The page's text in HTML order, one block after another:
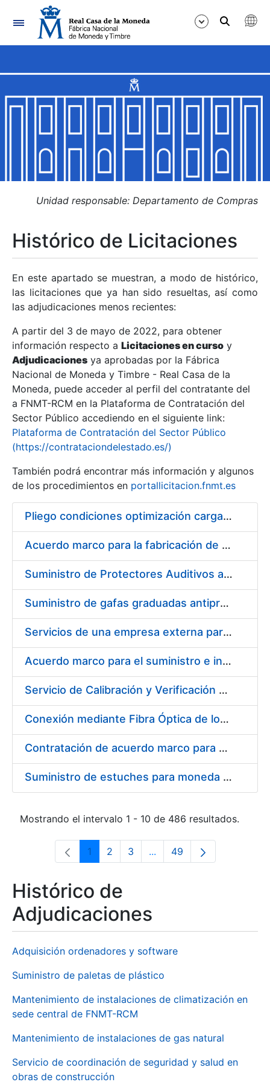
Navegación
Mostrar/Ocultar
Mostrar/Ocultar
Mostrar/Ocultar
Mostrar/Ocultar
Mostrar/Ocultar
Mostrar/Ocultar
Unidad responsable: Departamento de Compras
Histórico de Licitaciones
En este apartado se muestran, a modo de histórico,
las licitaciones que ya han sido resueltas, así como
las adjudicaciones menos recientes:
A partir del 3 de mayo de 2022, para obtener
información respecto a Licitaciones en curso y
Adjudicaciones ya aprobadas por la Fábrica
Nacional de Moneda y Timbre - Real Casa de la
Moneda, puede acceder al perfil del contratante del
a FNMT-RCM en la Plataforma de Contratación del
Sector Público accediendo en el siguiente link:
Plataforma de Contratación del Sector Público
(https://contrataciondelestado.es/)
También podrá encontrar más información y algunos
de los procedimientos en portallicitacion.fnmt.es
Pliego condiciones optimización cargas compras firmado
Acuerdo marco para la fabricación de piezas
Suministro de Protectores Auditivos a medida para las personas trabajadoras de los Centros de Trabajo de Madrid y Burgos
Suministro de gafas graduadas antiproyecciones para los trabajadores de la FNMT-RCM en los centros de trabajo de Madrid y Burgos
Servicios de una empresa externa para el asesoramiento y resolución de los recursos de alzada que se presentan relacionados con procesos de selección para la FNMT-RCM
Acuerdo marco para el suministro e instalación de persianas, estores y otros complementos
Servicio de Calibración y Verificación Externa de los Equipos de Medición del Servicio de Prevención de la FNMT-RCM
Conexión mediante Fibra Óptica de los Centros de Proceso de Datos (CPDs) de las sedes de la FNMT-RCM de Burgos y Madrid
Contratación de acuerdo marco para el Suministro de Material de Electricidad para la Fábrica Nacional de Moneda y Timbre-Real Casa de la Moneda en su centro de trabajo de Burgos
Suministro de estuches para moneda de 30 €
Mostrando el intervalo 1 - 10 de 486 resultados.
Página
1 Página
2 Página
3 ...Páginas intermedias Use
Página
49
Histórico de
Adjudicaciones
Adquisición ordenadores y software
Suministro de paletas de plástico
Mantenimiento de instalaciones de climatización en
sede central de FNMT-RCM
Mantenimiento de instalaciones de gas natural
Servicio de coordinación de seguridad y salud en
obras de construcción